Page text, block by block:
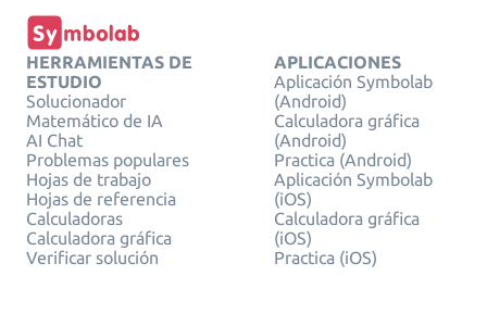
HERRAMIENTAS DE
ESTUDIO
Solucionador
Matemático de IA
AI Chat
Problemas populares
Hojas de trabajo
Hojas de referencia
Calculadoras
Calculadora gráfica
Verificar solución
APLICACIONES
Aplicación Symbolab
(Android)
Calculadora gráfica
(Android)
Practica (Android)
Aplicación Symbolab
(iOS)
Calculadora gráfica
(iOS)
Practica (iOS)